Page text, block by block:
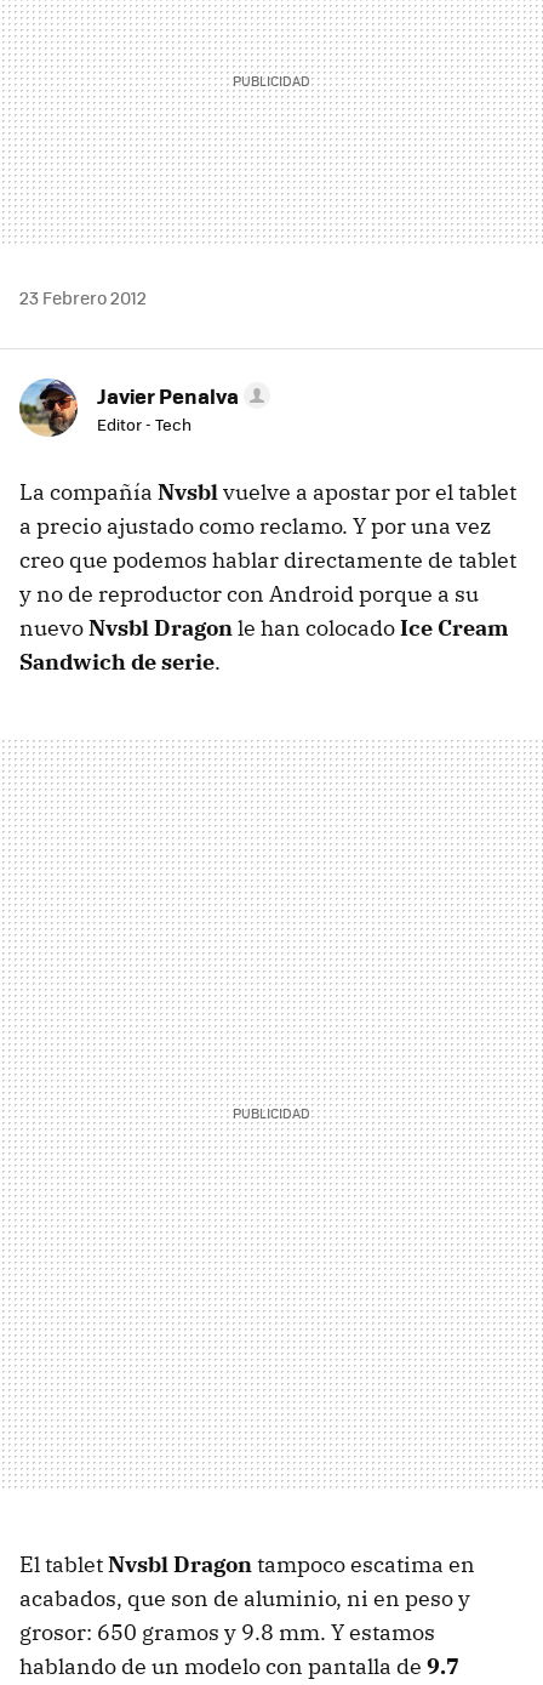
23 Febrero 2012
Javier Penalva
Editor - Tech
La compañía Nvsblvuelve a apostar por el tablet
a precio ajustado como reclamo. Y por una vez
creo que podemos hablar directamente de tablet
y no de reproductor con Android porque a su
nuevoNvsbl Dragonle han colocadoIce Cream
Sandwich de serie.
El tabletNvsbl Dragontampoco escatima en
acabados, que son de aluminio, ni en peso y
grosor: 650 gramos y 9.8 mm. Y estamos
hablando de un modelo con pantalla de 9.7